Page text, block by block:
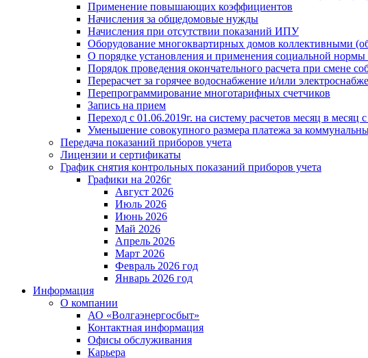
Применение повышающих коэффициентов
Начисления за общедомовые нужды
Начисления при отсутствии показаний ИПУ
Оборудование многоквартирных домов коллективными
О порядке установления и применения социальной нормы
Порядок проведения окончательного расчета при смене
Перерасчет за горячее водоснабжение и/или
Перепрограммирование многотарифных счетчиков
Запись на прием
Переход с 01.06.2019г. на систему расчетов месяц в
Уменьшение совокупного размера платежа за
Передача показаний приборов учета
Лицензии и сертификаты
График снятия контрольных показаний приборов учета
Графики на 2026г
Август 2026
Июль 2026
Июнь 2026
Май 2026
Апрель 2026
Март 2026
Февраль 2026 год
Январь 2026 год
Информация
О компании
АО «Волгаэнергосбыт»
Контактная информация
Офисы обслуживания
Карьера